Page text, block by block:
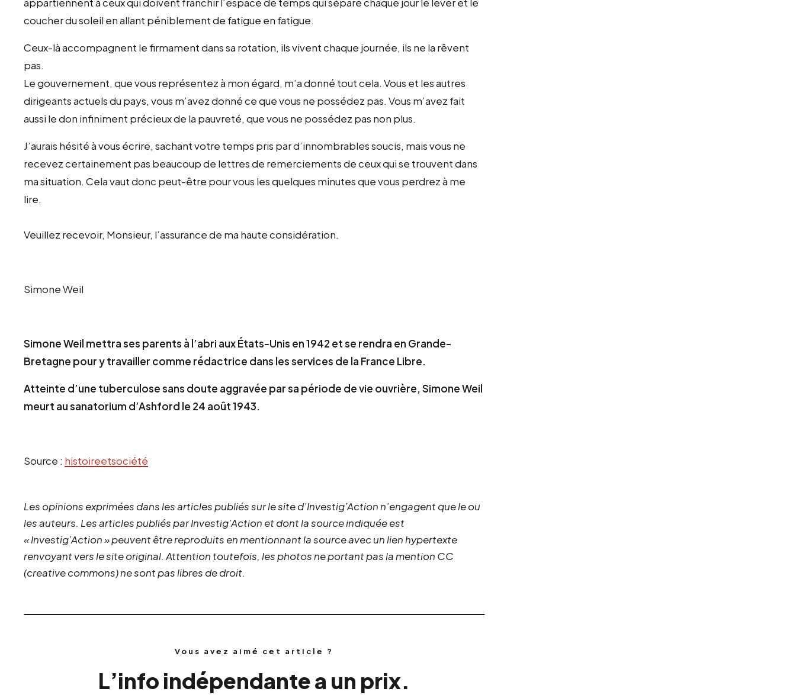
coucher du soleil en allant péniblement de fatigue en fatigue.
Ceux-là accompagnent le firmament dans sa rotation, ils vivent chaque journée, ils ne la rêvent
pas.
Le gouvernement, que vous représentez à mon égard, m’a donné tout cela. Vous et les autres
dirigeants actuels du pays, vous m’avez donné ce que vous ne possédez pas. Vous m’avez fait
aussi le don infiniment précieux de la pauvreté, que vous ne possédez pas non plus.
J’aurais hésité à vous écrire, sachant votre temps pris par d’innombrables soucis, mais vous ne
recevez certainement pas beaucoup de lettres de remerciements de ceux qui se trouvent dans
ma situation. Cela vaut donc peut-être pour vous les quelques minutes que vous perdrez à me
lire.
Veuillez recevoir, Monsieur, l’assurance de ma haute considération.
Simone Weil
Simone Weil mettra ses parents à l’abri aux États-Unis en 1942 et se rendra en Grande-
Bretagne pour y travailler comme rédactrice dans les services de la France Libre.
Atteinte d’une tuberculose sans doute aggravée par sa période de vie ouvrière, Simone Weil
meurt au sanatorium d’Ashford le 24 août 1943.
Source : histoireetsociété
Les opinions exprimées dans les articles publiés sur le site d’Investig’Action n’engagent que le ou
les auteurs. Les articles publiés par Investig’Action et dont la source indiquée est
« Investig’Action » peuvent être reproduits en mentionnant la source avec un lien hypertexte
renvoyant vers le site original. Attention toutefois, les photos ne portant pas la mention CC
(creative commons) ne sont pas libres de droit.
Vous avez aimé cet article ?
L’info indépendante a un prix.